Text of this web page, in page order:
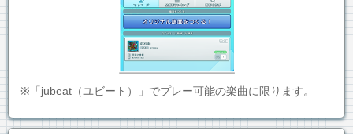
※「jubeat（ユビート）」でプレー可能の楽曲に限ります。